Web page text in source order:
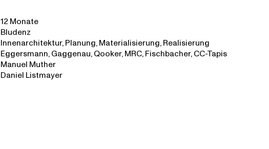
12 Monate
Bludenz
Innenarchitektur, Planung, Materialisierung, Realisierung
Eggersmann, Gaggenau, Qooker, MRC, Fischbacher, CC-Tapis
Manuel Muther
Daniel Listmayer